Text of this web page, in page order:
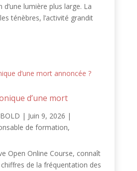
d’une lumière plus large. La
ténèbres, l’activité grandit
d’une mort
| Juin 9, 2026 |
de formation,
Open Online Course, connaît
de la fréquentation des